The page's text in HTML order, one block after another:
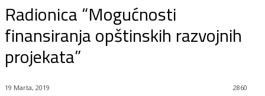
Radionica “Mogućnosti
finansiranja opštinskih razvojnih
projekata”
19 Marta, 2019 2860